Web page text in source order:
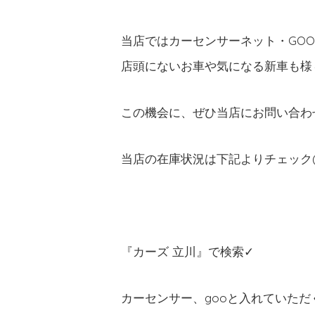
当店ではカーセンサーネット・
店頭にないお車や気になる新車も
この機会に、ぜひ当店にお問い合
当店の在庫状況は下記よりチェッ
『カーズ 立川』で検索✓
カーセンサー、gooと入れていた